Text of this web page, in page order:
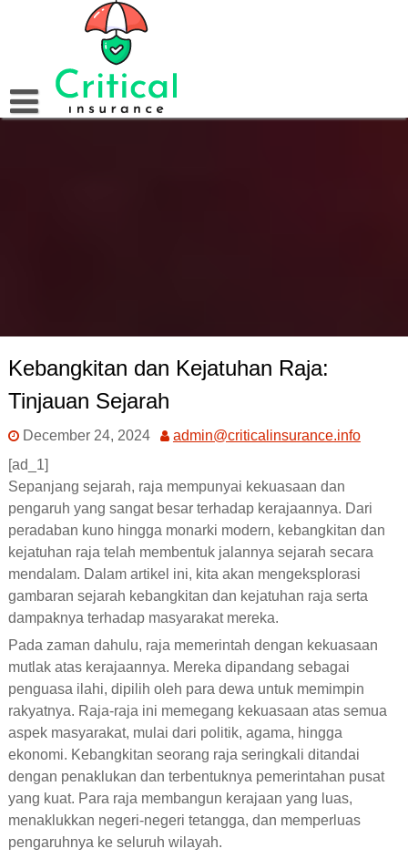
Kebangkitan dan Kejatuhan Raja:
Tinjauan Sejarah
December 24, 2024
admin@criticalinsurance.info
[ad_1]
Sepanjang sejarah, raja mempunyai kekuasaan dan
pengaruh yang sangat besar terhadap kerajaannya. Dari
peradaban kuno hingga monarki modern, kebangkitan dan
kejatuhan raja telah membentuk jalannya sejarah secara
mendalam. Dalam artikel ini, kita akan mengeksplorasi
gambaran sejarah kebangkitan dan kejatuhan raja serta
dampaknya terhadap masyarakat mereka.
Pada zaman dahulu, raja memerintah dengan kekuasaan
mutlak atas kerajaannya. Mereka dipandang sebagai
penguasa ilahi, dipilih oleh para dewa untuk memimpin
rakyatnya. Raja-raja ini memegang kekuasaan atas semua
aspek masyarakat, mulai dari politik, agama, hingga
ekonomi. Kebangkitan seorang raja seringkali ditandai
dengan penaklukan dan terbentuknya pemerintahan pusat
yang kuat. Para raja membangun kerajaan yang luas,
menaklukkan negeri-negeri tetangga, dan memperluas
pengaruhnya ke seluruh wilayah.